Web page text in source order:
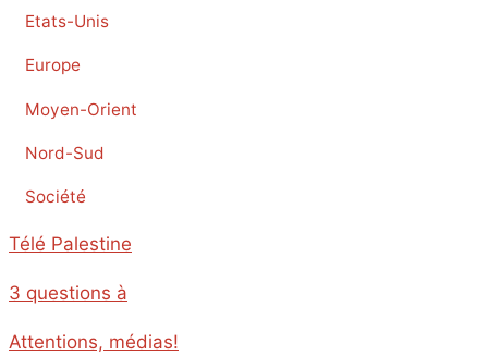
Etats-Unis
Europe
Moyen-Orient
Nord-Sud
Société
Télé Palestine
3 questions à
Attentions, médias!